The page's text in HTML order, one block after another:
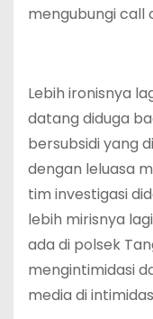
mengubungi call
Lebih ironisnya
datang diduga
bersubsidi yang
dengan leluasa
tim investigasi
lebih mirisnya
ada di polsek
mengintimidasi
media di